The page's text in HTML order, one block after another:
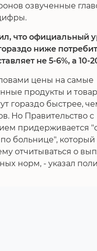
озвученные
что официальный
ниже
не 5-6%, а 10-
цены на самые
продукты и
гораздо быстрее,
Но Правительство с
придерживается
больнице", который
отчитываться о
норм, - указал